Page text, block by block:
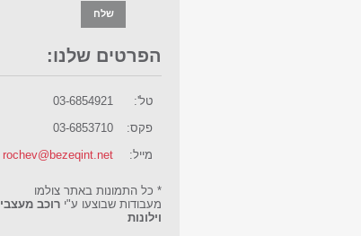
הפרטים שלנו:
טל':
03-6854921
פקס:
03-6853710
מייל:
rochev@bezeqint.net
* כל התמונות באתר צולמו
מעבודות שבוצעו ע"י רוכב מעצבי
וילונות